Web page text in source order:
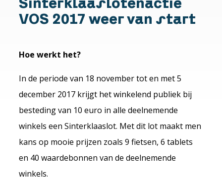
VOS 2017 weer van start
Hoe werkt het?
In de periode van 18 november tot en met 5
december 2017 krijgt het winkelend publiek bij
besteding van 10 euro in alle deelnemende
winkels een Sinterklaaslot. Met dit lot maakt men
kans op mooie prijzen zoals 9 fietsen, 6 tablets
en 40 waardebonnen van de deelnemende
winkels.